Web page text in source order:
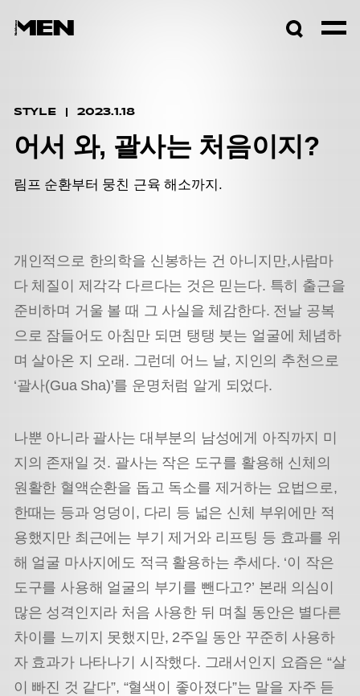
STYLE 2023.1.18
어서 와, 괄사는 처음이지?
림프 순환부터 뭉친 근육 해소까지.
개인적으로 한의학을 신봉하는 건 아니지만,사람마
다 체질이 제각각 다르다는 것은 믿는다. 특히 출근을
준비하며 거울 볼 때 그 사실을 체감한다. 전날 공복
으로 잠들어도 아침만 되면 탱탱 붓는 얼굴에 체념하
며 살아온 지 오래. 그런데 어느 날, 지인의 추천으로
‘괄사(Gua Sha)’를 운명처럼 알게 되었다.
나뿐 아니라 괄사는 대부분의 남성에게 아직까지 미
지의 존재일 것. 괄사는 작은 도구를 활용해 신체의
원활한 혈액순환을 돕고 독소를 제거하는 요법으로,
한때는 등과 엉덩이, 다리 등 넓은 신체 부위에만 적
용했지만 최근에는 부기 제거와 리프팅 등 효과를 위
해 얼굴 마사지에도 적극 활용하는 추세다. ‘이 작은
도구를 사용해 얼굴의 부기를 뺀다고?’ 본래 의심이
많은 성격인지라 처음 사용한 뒤 며칠 동안은 별다른
차이를 느끼지 못했지만, 2주일 동안 꾸준히 사용하
자 효과가 나타나기 시작했다. 그래서인지 요즘은 “살
이 빠진 것 같다”, “혈색이 좋아졌다”는 말을 자주 듣